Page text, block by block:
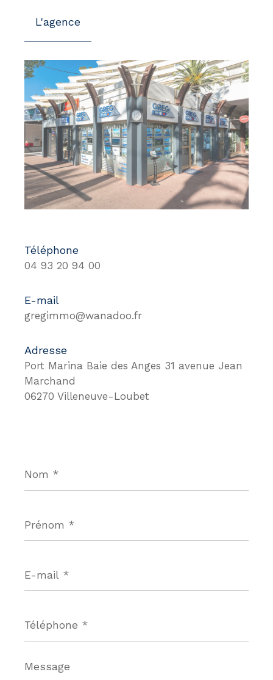
L'agence
Téléphone
04 93 20 94 00
E-mail
gregimmo@wanadoo.fr
Adresse
Port Marina Baie des Anges 31 avenue Jean
Marchand
06270 Villeneuve-Loubet
*
*
mail
*
*
Message
*